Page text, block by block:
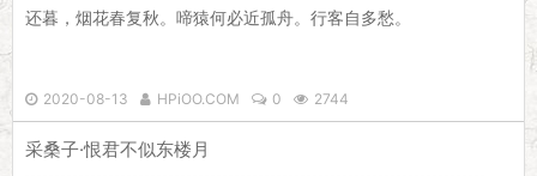
还暮，烟花春复秋。啼猿何必近孤舟。行客自多愁。
2020-08-13 HPiOO.COM 0 2744
采桑子·恨君不似东楼月